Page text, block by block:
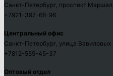
Санкт-Петербург, проспект
+7921-397-68-96
Центральный офис
Санкт-Петербург, улица Вавиловых
+7812-555-45-37
Оптовый отдел